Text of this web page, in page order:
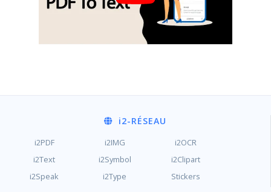
i2-RÉSEAU
i2PDF i2IMG
i2OCR
i2Text
i2Symbol
i2Clipart
i2Speak
i2Type Stickers